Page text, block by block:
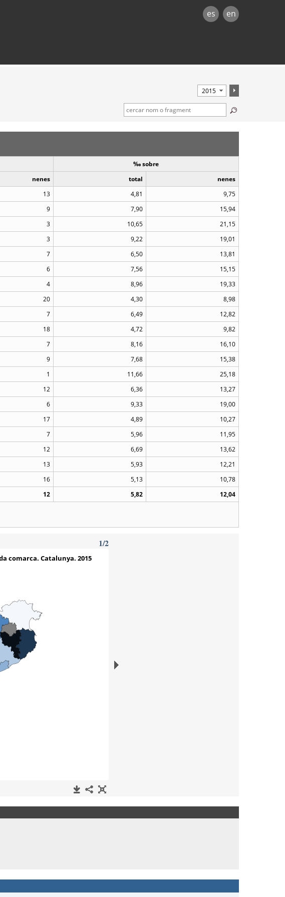
es en
‰ sobre
nenes total
nenes
13 4,81
9,75
9 7,90
15,94
3 10,65
21,15
3 9,22
19,01
7 6,50
13,81
6 7,56
15,15
4 8,96
19,33
20 4,30
8,98
7 6,49
12,82
18 4,72
9,82
7 8,16
16,10
9 7,68
15,38
1 11,66
25,18
12 6,36
13,27
6 9,33
19,00
17 4,89
10,27
7 5,96
11,95
12 6,69
13,62
13 5,93
12,21
16 5,13
10,78
12 5,82
12,04